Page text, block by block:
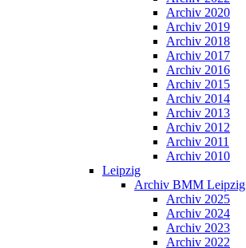
Archiv 2020
Archiv 2019
Archiv 2018
Archiv 2017
Archiv 2016
Archiv 2015
Archiv 2014
Archiv 2013
Archiv 2012
Archiv 2011
Archiv 2010
Leipzig
Archiv BMM Leipzig
Archiv 2025
Archiv 2024
Archiv 2023
Archiv 2022